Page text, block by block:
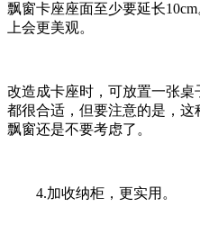
飘窗卡座座面至少要延长
上会更美观。
改造成卡座时，可放置一张
都很合适，但要注意的是，
飘窗还是不要考虑了。
4.加收纳柜，更实用。